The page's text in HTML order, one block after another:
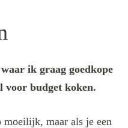
ik graag goedkope
voor budget koken.
maar als je een